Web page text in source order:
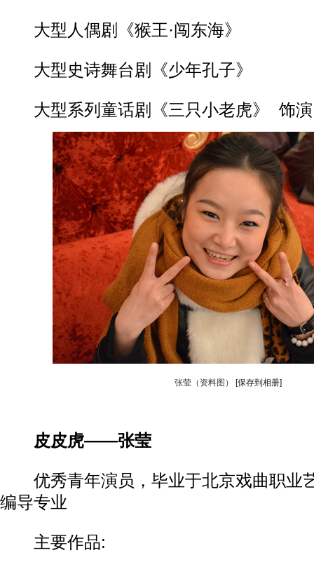
大型人偶剧《猴王·闯东海》
大型史诗舞台剧《少年孔子》
大型系列童话剧《三只小老虎》 饰演
张莹（资料图） [保存到相册]
皮皮虎——张莹
优秀青年演员，毕业于北京戏曲职业
编导专业
主要作品: